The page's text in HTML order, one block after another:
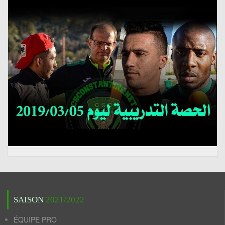
SAISON 2021/2022
ÉQUIPE PRO